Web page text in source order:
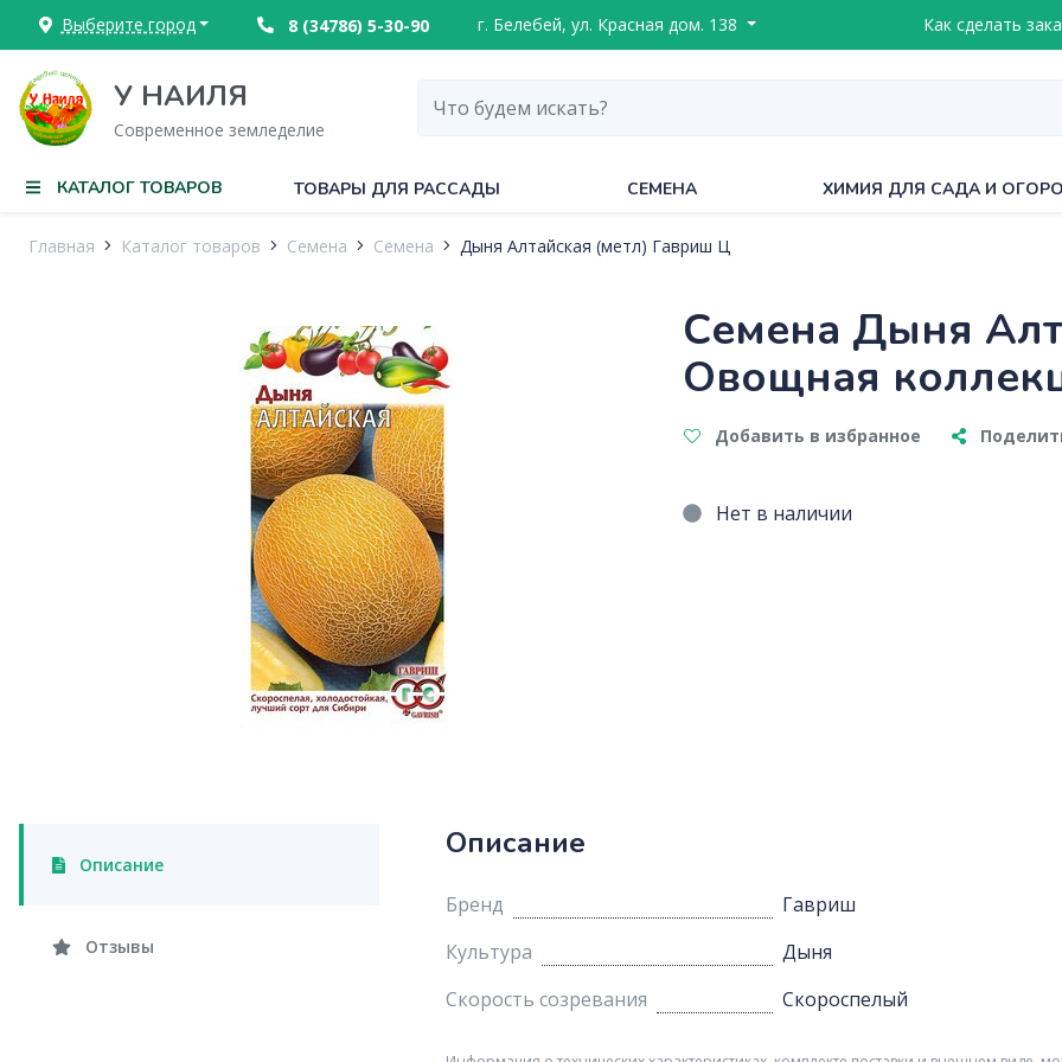
Выберите город 8 (34786) 5-30-90 г. Белебей, ул. Красная дом. 138 Как сделать
У НАИЛЯ
Современное земледелие
КАТАЛОГ ТОВАРОВ ТОВАРЫ ДЛЯ РАССАДЫ СЕМЕНА ХИМИЯ ДЛЯ САДА И
Главная Каталог товаров Семена Семена Дыня Алтайская (метл) Гавриш Ц
Семена Дыня
Овощная
Добавить в избранное
Нет в наличии
Описание
Отзывы
Описание
Бренд
Гавриш
Культура
Дыня
Скорость созревания
Скороспелый